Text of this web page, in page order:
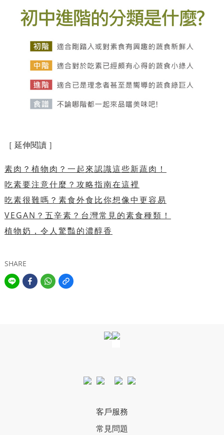
［ 延伸閱讀 ］
素肉？植物肉？一起來認識這些新蔬肉！
吃素要注意什麼？攻略指南在這裡
吃素很難嗎？素食外食比你想像中更容易
VEGAN？五辛素？台灣常見的素食種類！
植物奶，令人驚豔的濃醇香
SHARE
客戶服務
常見問題